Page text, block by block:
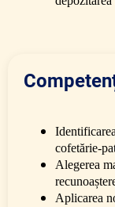
cofetărie-
Alegerea
Aplicarea